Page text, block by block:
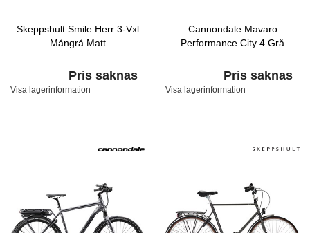
Skeppshult Smile Herr 3-Vxl
Mångrå Matt
Pris saknas
Visa lagerinformation
Cannondale Mavaro
Performance City 4 Grå
Pris saknas
Visa lagerinformation